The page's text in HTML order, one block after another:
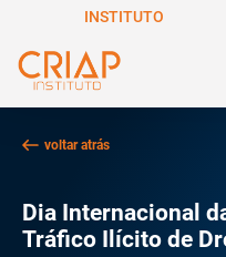
INSTITUTO
voltar atrás
Dia Internacional
Tráfico Ilícito de